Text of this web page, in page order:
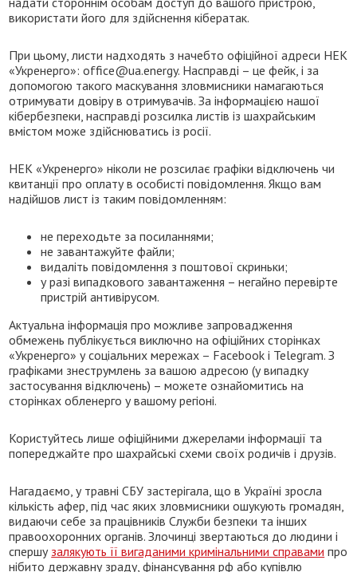
використати його для здійснення кібератак.
При цьому, листи надходять з начебто офіційної адреси НЕК
«Укренерго»: office@ua.energy. Насправді – це фейк, і за
допомогою такого маскування зловмисники намагаються
отримувати довіру в отримувачів. За інформацією нашої
кібербезпеки, насправді розсилка листів із шахрайським
вмістом може здійснюватись із росії.
НЕК «Укренерго» ніколи не розсилає графіки відключень чи
квитанції про оплату в особисті повідомлення. Якщо вам
надійшов лист із таким повідомленням:
не переходьте за посиланнями;
не завантажуйте файли;
видаліть повідомлення з поштової скриньки;
у разі випадкового завантаження – негайно перевірте
пристрій антивірусом.
Актуальна інформація про можливе запровадження
обмежень публікується виключно на офіційних сторінках
«Укренерго» у соціальних мережах – Facebook і Telegram. З
графіками знеструмлень за вашою адресою (у випадку
застосування відключень) – можете ознайомитись на
сторінках обленерго у вашому регіоні.
Користуйтесь лише офіційними джерелами інформації та
попереджайте про шахрайські схеми своїх родичів і друзів.
Нагадаємо, у травні СБУ застерігала, що в Україні зросла
кількість афер, під час яких зловмисники ошукують громадян,
видаючи себе за працівників Служби безпеки та інших
правоохоронних органів. Злочинці звертаються до людини і
спершу залякують її вигаданими кримінальними справами про
нібито державну зраду, фінансування рф або купівлю